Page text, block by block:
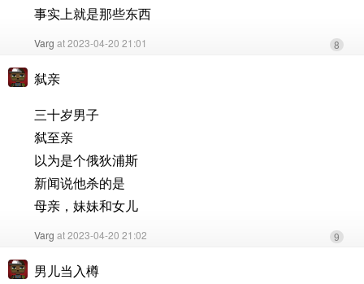
事实上就是那些东西
Varg at 2023-04-20 21:01 8
弑亲
三十岁男子
弑至亲
以为是个俄狄浦斯
新闻说他杀的是
母亲，妹妹和女儿
Varg at 2023-04-20 21:02 9
男儿当入樽